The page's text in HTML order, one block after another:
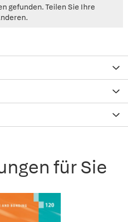
gefunden. Teilen Sie Ihre
für Sie